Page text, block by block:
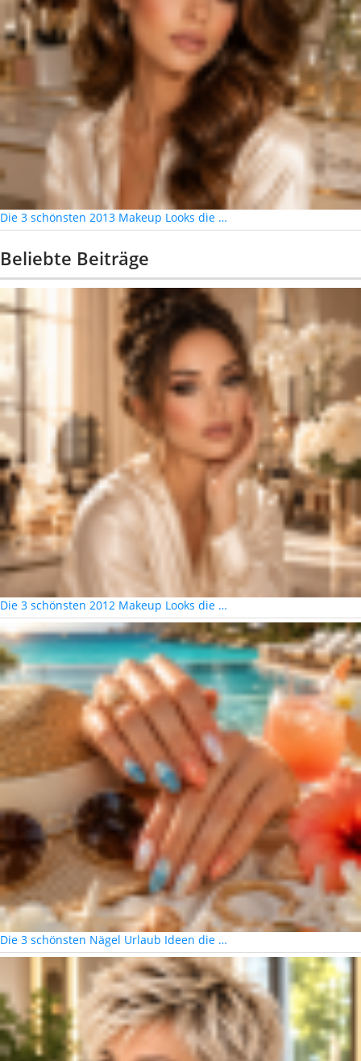
Die 3 schönsten 2013 Makeup Looks die …
Beliebte Beiträge
Die 3 schönsten 2012 Makeup Looks die …
Die 3 schönsten Nägel Urlaub Ideen die …